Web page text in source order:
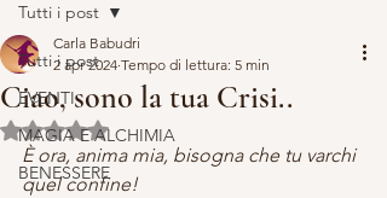
Tutti i post
EVENTI
MAGIA E ALCHIMIA
BENESSERE
Tutti i post
Ciao, sono la tua Crisi..
Carla Babudri
2 apr 2024 Tempo di lettura: 5 min
Valutazione NaN stelle su 5.
È ora, anima mia, bisogna che tu varchi
quel confine!